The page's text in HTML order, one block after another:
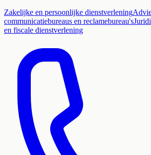
Zakelijke en persoonlijke dienstverlening
communicatiebureaus en reclamebureau's
en fiscale dienstverlening